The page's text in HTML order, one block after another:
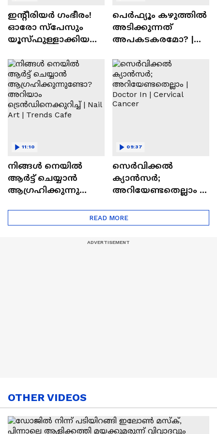
ഇന്റീരിയർ ഗംഭീരം!
ഓരോ സ്‌പേസും
യൂസ്ഫുള്ളാക്കിയ
പെർഫ്യൂം കഴുത്തിൽ
അടിക്കുന്നത്
അപകടകരമോ? |
നിങ്ങൾ നെയിൽ
ആർട്ട് ചെയ്യാൻ
ആഗ്രഹിക്കുന്നുണ്ടോ
ട്രെൻഡിനെക്കുറിച്ച് |
Nail Art | Trends Cafe
11:10
സെർവിക്കൽ
ക്യാൻസർ;
അറിയേണ്ടതെല്ലാം |
Cancer
09:37
READ MORE
OTHER VIDEOS